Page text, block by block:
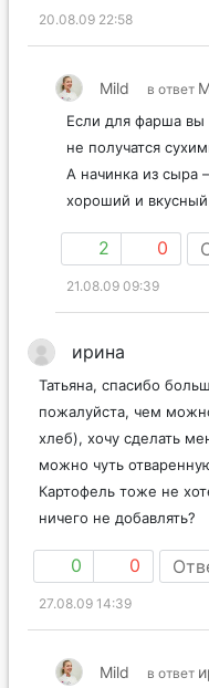
20.08.09 22:58
Mild в ответ
Если для фарша вы
не получатся
А начинка из сыра
хороший и вкусный
2 0
21.08.09 09:39
ирина
Татьяна, спасибо
пожалуйста, чем
хлеб), хочу сделать
можно чуть
Картофель тоже не
ничего не добавлять?
0 0
27.08.09 14:39
Mild в ответ